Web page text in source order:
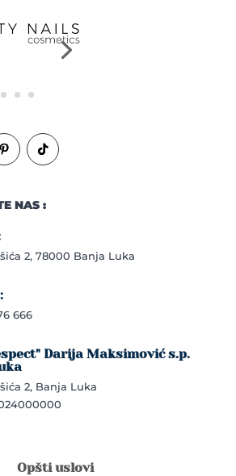
NAS :
2, 78000 Banja Luka
666
Darija Maksimović s.p.
2, Banja Luka
Opšti uslovi